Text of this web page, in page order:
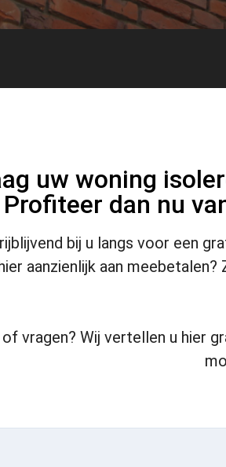
uw woning
dan nu
bij u langs voor een
aanzienlijk aan
vragen? Wij vertellen u hier